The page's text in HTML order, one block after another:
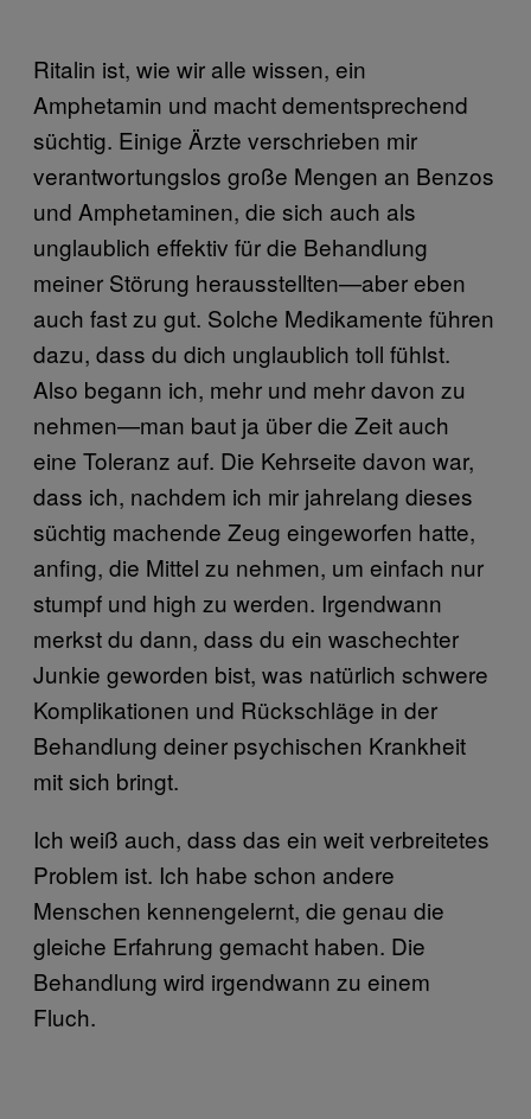
Ritalin ist, wie wir alle wissen, ein
Amphetamin und macht dementsprechend
süchtig. Einige Ärzte verschrieben mir
verantwortungslos große Mengen an Benzos
und Amphetaminen, die sich auch als
unglaublich effektiv für die Behandlung
meiner Störung herausstellten—aber eben
auch fast zu gut. Solche Medikamente führen
dazu, dass du dich unglaublich toll fühlst.
Also begann ich, mehr und mehr davon zu
nehmen—man baut ja über die Zeit auch
eine Toleranz auf. Die Kehrseite davon war,
dass ich, nachdem ich mir jahrelang dieses
süchtig machende Zeug eingeworfen hatte,
anfing, die Mittel zu nehmen, um einfach nur
stumpf und high zu werden. Irgendwann
merkst du dann, dass du ein waschechter
Junkie geworden bist, was natürlich schwere
Komplikationen und Rückschläge in der
Behandlung deiner psychischen Krankheit
mit sich bringt.
Ich weiß auch, dass das ein weit verbreitetes
Problem ist. Ich habe schon andere
Menschen kennengelernt, die genau die
gleiche Erfahrung gemacht haben. Die
Behandlung wird irgendwann zu einem
Fluch.